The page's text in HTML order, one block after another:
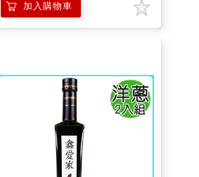
加入購物車